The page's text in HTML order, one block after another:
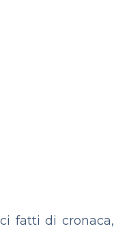
fatti di cronaca,